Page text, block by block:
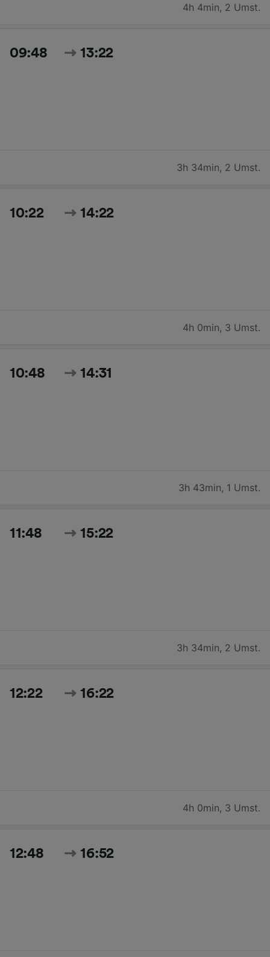
4h 4min, 2 Umst.
09:48 13:22
3h 34min, 2 Umst.
10:22 14:22
4h 0min, 3 Umst.
10:48 14:31
3h 43min, 1 Umst.
11:48 15:22
3h 34min, 2 Umst.
12:22 16:22
4h 0min, 3 Umst.
12:48 16:52